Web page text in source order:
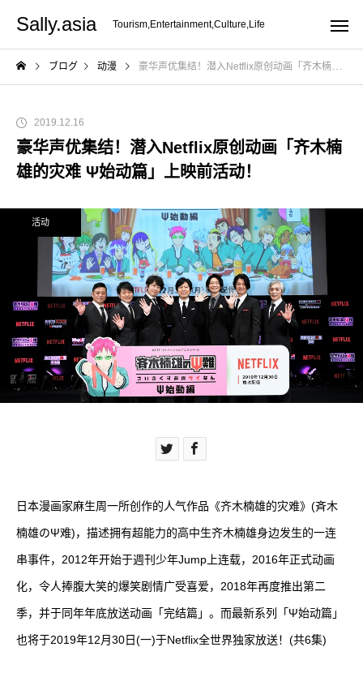
Sally.asia Tourism,Entertainment,Culture,Life
ブログ 动漫 豪华声优集结！潜入Netflix原创动画「齐木楠雄的灾难 Ψ始动篇」上映前活动！
2019.12.16
豪华声优集结！潜入Netflix原创动画「齐木楠
雄的灾难 Ψ始动篇」上映前活动！
活动
日本漫画家麻生周一所创作的人气作品《齐木楠雄的灾难》(斉木
楠雄のΨ难)，描述拥有超能力的高中生齐木楠雄身边发生的一连
串事件，2012年开始于週刊少年Jump上连载，2016年正式动画
化，令人捧腹大笑的爆笑剧情广受喜爱，2018年再度推出第二
季，并于同年年底放送动画「完结篇」。而最新系列「Ψ始动篇」
也将于2019年12月30日(一)于Netflix全世界独家放送！(共6集)